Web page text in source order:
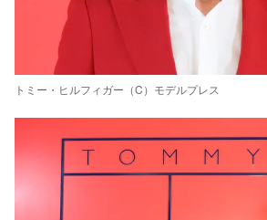
トミー・ヒルフィガー（C）モデルプレス